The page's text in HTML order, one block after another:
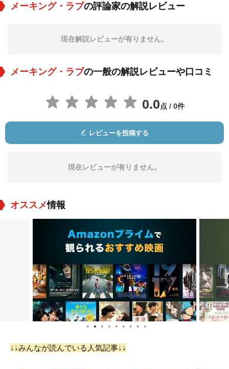
役：Harrington
役：Young Man in B
ナー
John Calvin
ゲイリー・スワンソ
役：Ken
Anne Haney
役：Lila
Stanley Kamel
役：Charlie
メーキング・ラブの評論家の解説レビュー
現在解説レビューが有りません。
メーキング・ラブの一般の解説レビューや口コミ
0.0点 / 0件
レビューを投稿する
現在レビューが有りません。
オススメ情報
● ● ● ● ● ● ● ● ●
↓↓みんなが読んでいる人気記事↓↓